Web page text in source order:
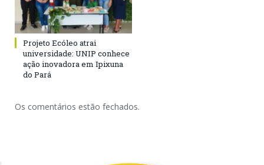
Projeto Ecóleo atrai
universidade: UNIP conhece
ação inovadora em Ipixuna
do Pará
Os comentários estão fechados.